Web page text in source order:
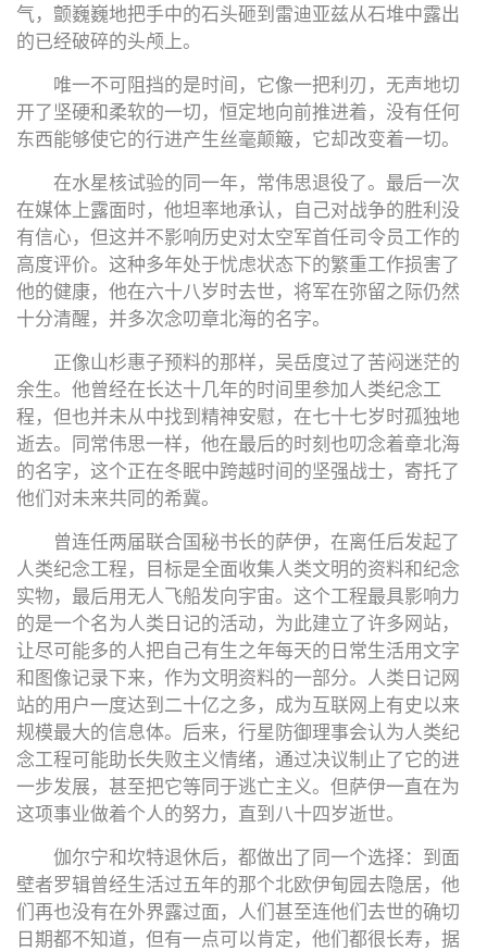
气，颤巍巍地把手中的石头砸到雷迪亚兹从石堆中露出
的已经破碎的头颅上。
唯一不可阻挡的是时间，它像一把利刃，无声地切
开了坚硬和柔软的一切，恒定地向前推进着，没有任何
东西能够使它的行进产生丝毫颠簸，它却改变着一切。
在水星核试验的同一年，常伟思退役了。最后一次
在媒体上露面时，他坦率地承认，自己对战争的胜利没
有信心，但这并不影响历史对太空军首任司令员工作的
高度评价。这种多年处于忧虑状态下的繁重工作损害了
他的健康，他在六十八岁时去世，将军在弥留之际仍然
十分清醒，并多次念叨章北海的名字。
正像山杉惠子预料的那样，吴岳度过了苦闷迷茫的
余生。他曾经在长达十几年的时间里参加人类纪念工
程，但也并未从中找到精神安慰，在七十七岁时孤独地
逝去。同常伟思一样，他在最后的时刻也叨念着章北海
的名字，这个正在冬眠中跨越时间的坚强战士，寄托了
他们对未来共同的希冀。
曾连任两届联合国秘书长的萨伊，在离任后发起了
人类纪念工程，目标是全面收集人类文明的资料和纪念
实物，最后用无人飞船发向宇宙。这个工程最具影响力
的是一个名为人类日记的活动，为此建立了许多网站，
让尽可能多的人把自己有生之年每天的日常生活用文字
和图像记录下来，作为文明资料的一部分。人类日记网
站的用户一度达到二十亿之多，成为互联网上有史以来
规模最大的信息体。后来，行星防御理事会认为人类纪
念工程可能助长失败主义情绪，通过决议制止了它的进
一步发展，甚至把它等同于逃亡主义。但萨伊一直在为
这项事业做着个人的努力，直到八十四岁逝世。
伽尔宁和坎特退休后，都做出了同一个选择：到面
壁者罗辑曾经生活过五年的那个北欧伊甸园去隐居，他
们再也没有在外界露过面，人们甚至连他们去世的确切
日期都不知道，但有一点可以肯定，他们都很长寿，据